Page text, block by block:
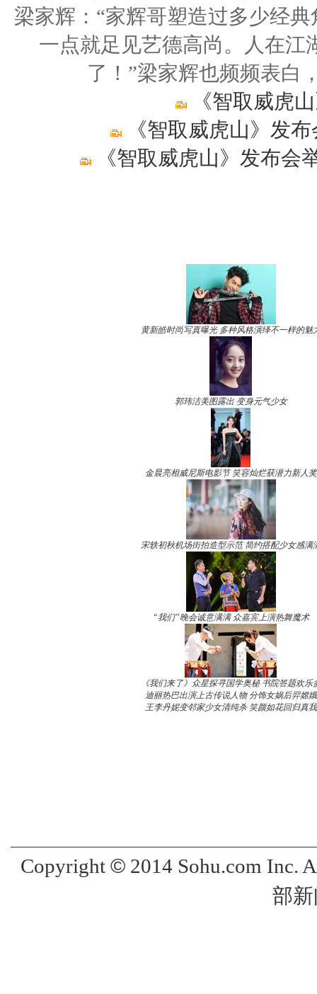
梁家辉：“家辉哥塑造过多少经
一点就足见艺德高尚。人在江
了！”梁家辉也频频表白
《智取威虎
《智取威虎山》发
《智取威虎山》发布会
黄新皓时尚写真曝光 多种风格演绎不一样的魅
郭玮洁美图露出 变身元气少女
金晨亮相威尼斯电影节 笑容灿烂获潜力新人奖
宋轶初秋机场街拍造型示范 简约搭配少女感满
“我们”晚会诚意满满 众嘉宾上演热舞魔术
《我们来了》众星探寻国学奥秘 书院答题欢乐
迪丽热巴出演上古传说人物 分饰女娲后羿嫦娥
王李丹妮变邻家少女清纯杀 笑颜如花回归真我
Copyright ©2014 Sohu.com Inc.
部